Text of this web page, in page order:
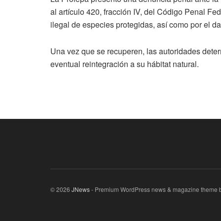
al artículo 420, fracción IV, del Código Penal
ilegal de especies protegidas, así como por el
Una vez que se recuperen, las autoridades
eventual reintegración a su hábitat natural.
© 2026 JNews- Premium WordPress news & magazine theme